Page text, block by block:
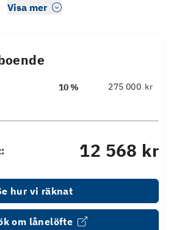
Visa mer
10 % kr
12 568 kr
hur vi räknat
om lånelöfte